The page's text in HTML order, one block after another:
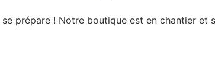
se prépare ! Notre boutique est en chantier et